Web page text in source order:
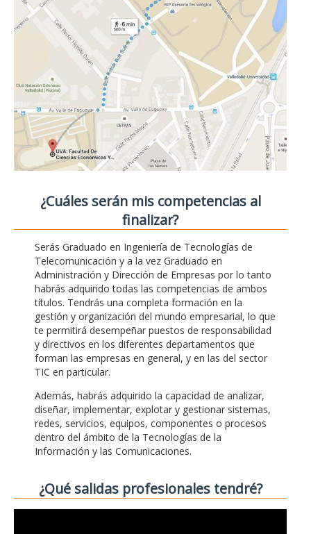
¿Cuáles serán mis competencias al
finalizar?
Serás Graduado en Ingeniería de Tecnologías de
Telecomunicación y a la vez Graduado en
Administración y Dirección de Empresas por lo tanto
habrás adquirido todas las competencias de ambos
títulos. Tendrás una completa formación en la
gestión y organización del mundo empresarial, lo que
te permitirá desempeñar puestos de responsabilidad
y directivos en los diferentes departamentos que
forman las empresas en general, y en las del sector
TIC en particular.
Además, habrás adquirido la capacidad de analizar,
diseñar, implementar, explotar y gestionar sistemas,
redes, servicios, equipos, componentes o procesos
dentro del ámbito de la Tecnologías de la
Información y las Comunicaciones.
¿Qué salidas profesionales tendré?